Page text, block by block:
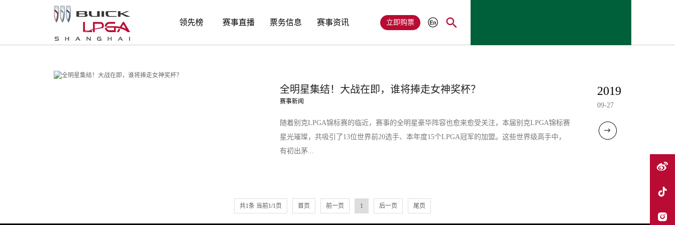
领先榜 赛事直播 票务信息 赛事资讯 立即购票
搜索结果
全明星集结！大战在即，谁将捧走女神奖杯？
赛事新闻
随着别克LPGA锦标赛的临近，赛事的全明星豪华阵容也愈来愈受关注，本届别克LPGA锦标赛
星光璀璨，共吸引了13位世界前20选手、本年度15个LPGA冠军的加盟。这些世界级高手中，
有初出茅...
2019
09-27
共1条 当前1/1页 首页 前一页 1 后一页 尾页